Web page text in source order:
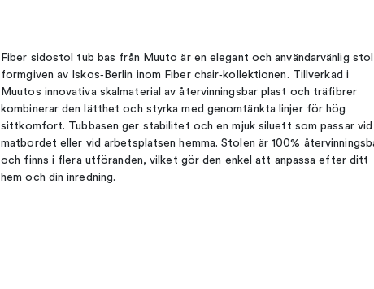
Fiber sidostol tub bas från Muuto är en elegant och användarvänlig stol
formgiven av Iskos‑Berlin inom Fiber chair‑kollektionen. Tillverkad i
Muutos innovativa skalmaterial av återvinningsbar plast och träfibrer
kombinerar den lätthet och styrka med genomtänkta linjer för hög
sittkomfort. Tubbasen ger stabilitet och en mjuk siluett som passar vid
matbordet eller vid arbetsplatsen hemma. Stolen är 100%
och finns i flera utföranden, vilket gör den enkel att anpassa efter ditt
hem och din inredning.